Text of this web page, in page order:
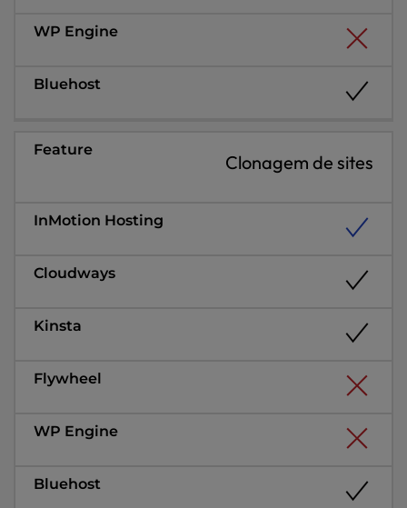
Clonagem de sites